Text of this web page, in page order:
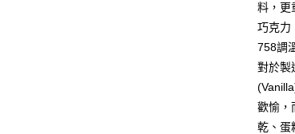
相關說明
【關
便利好
２．
３．
ATM付
運送
料，更
巧克力
758調
對於製
歡愉，
乾、蛋